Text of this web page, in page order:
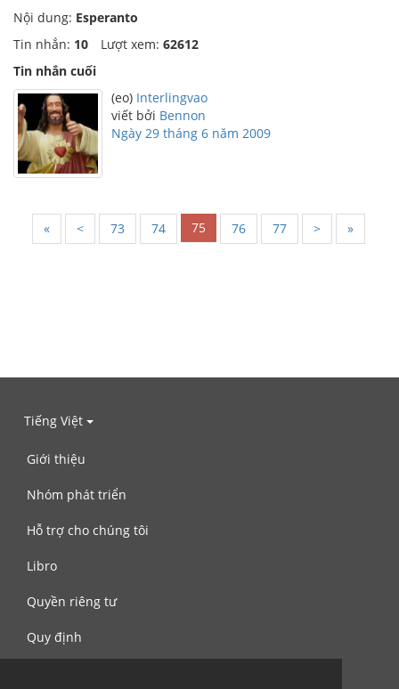
Nội dung: Esperanto
Tin nhắn: 10 Lượt xem: 62612
Tin nhắn cuối
(eo) Interlingvao
viết bởi Bennon
Ngày 29 tháng 6 năm 2009
« < 73 74 75 76 77 > »
Tiếng Việt
Giới thiệu
Nhóm phát triển
Hỗ trợ cho chúng tôi
Libro
Quyền riêng tư
Quy định